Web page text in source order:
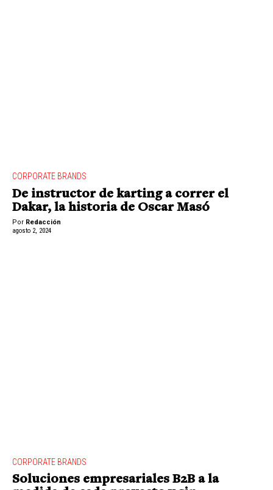
CORPORATE BRANDS
De instructor de karting a correr el
Dakar, la historia de Oscar Masó
Por Redacción
agosto 2, 2024
CORPORATE BRANDS
Soluciones empresariales B2B a la